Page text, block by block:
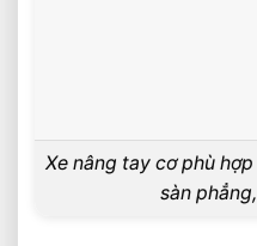
Xe nâng tay cơ phù
sàn